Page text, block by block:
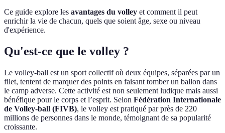
Ce guide explore les avantages du volley et comment il peut
enrichir la vie de chacun, quels que soient âge, sexe ou niveau
d'expérience.
Qu'est-ce que le volley ?
Le volley-ball est un sport collectif où deux équipes, séparées par un
filet, tentent de marquer des points en faisant tomber un ballon dans
le camp adverse. Cette activité est non seulement ludique mais aussi
bénéfique pour le corps et l’esprit. Selon Fédération Internationale
de Volley-ball (FIVB), le volley est pratiqué par près de 220
millions de personnes dans le monde, témoignant de sa popularité
croissante.